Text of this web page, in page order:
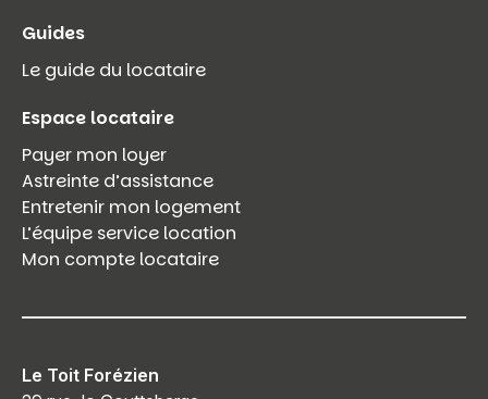
Guides
Le guide du locataire
Espace locataire
Payer mon loyer
Astreinte d’assistance
Entretenir mon logement
L’équipe service location
Mon compte locataire
Le Toit Forézien